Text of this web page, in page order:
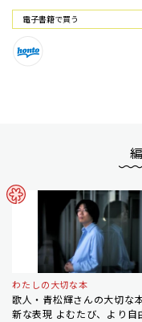
電⼦書籍で買う
わたしの大切な本
歌人・青松輝さんの大切
新な表現 よむたび、より自